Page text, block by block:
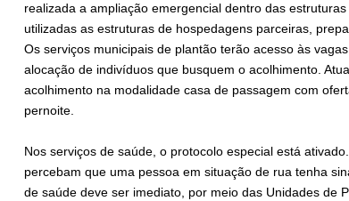
realizada a ampliação emergencial dentro das
utilizadas as estruturas de hospedagens parceiras,
Os serviços municipais de plantão terão acesso às
alocação de indivíduos que busquem o acolhimento.
acolhimento na modalidade casa de passagem com
pernoite.
Nos serviços de saúde, o protocolo especial está
percebam que uma pessoa em situação de rua tenha
de saúde deve ser imediato, por meio das Unidades de